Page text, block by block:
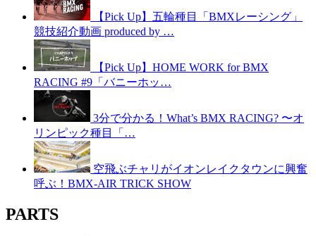
【Pick Up】五輪種目「BMXレーシング」
競技紹介動画 produced by …
【Pick Up】HOME WORK for BMX
RACING #9「バニーホッ…
3分で分かる！What’s BMX RACING? 〜オ
リンピック種目「…
空飛ぶチャリがイオンレイクタウンに興奮
呼ぶ！BMX-AIR TRICK SHOW
PARTS